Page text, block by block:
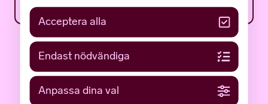
Acceptera alla
Endast nödvändiga
Anpassa dina val